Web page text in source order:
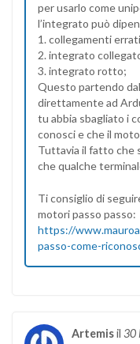
per usarlo come
l’integrato può
1. collegamenti
2. integrato
3. integrato rotto;
Questo partendo
direttamente ad
tu abbia sbagliato i
conosci e che il
Tuttavia il fatto che
che qualche
Ti consiglio di
motori passo passo:
https://
passo-come-
Artemisil 30